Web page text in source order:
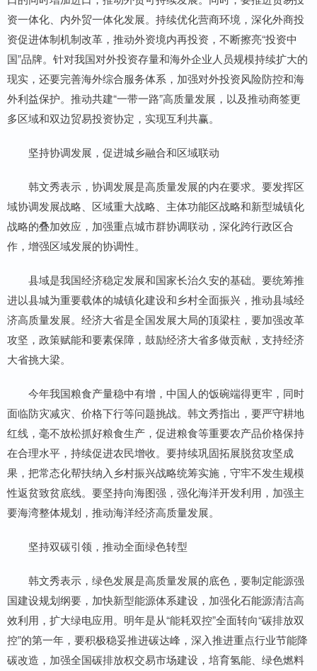
资一体化、内外贸一体化发展。持续优化营商环境，深化外商投
资促进体制机制改革，推动外资境内再投资，不断擦亮“投资中
国”品牌。针对我国对外投资存量和海外企业人员规模持续扩大的
现实，还要完善海外综合服务体系，加强对外投资风险防控和海
外利益保护。推动共建“一带一路”高质量发展，以及推动商签更
多区域和双边贸易投资协定，实现互利共赢。
坚持协调发展，促进城乡融合和区域联动
韩文秀表示，协调发展是高质量发展的内在要求。要发挥区
域协调发展战略、区域重大战略、主体功能区战略和新型城镇化
战略的叠加效应，加强重点城市群协调联动，深化跨行政区合
作，增强区域发展的协调性。
县域是我国经济稳定发展和国家长治久安的基础。要统筹推
进以县城为重要载体的城镇化建设和乡村全面振兴，推动县域经
济高质量发展。经济大省是全国发展大局的顶梁柱，要加强改革
攻坚，政策赋能和要素保障，鼓励经济大省多做贡献，支持经济
大省挑大梁。
今年我国粮食产量稳中有增，中国人的饭碗端得更牢，同时
面临防灾减灾、价格下行等问题挑战。韩文秀指出，要严守耕地
红线，毫不放松抓好粮食生产，促进粮食等重要农产品价格保持
在合理水平，持续促进农民增收。要持续巩固拓展脱贫攻坚成
果，把常态化帮扶纳入乡村振兴战略统筹实施，守牢不发生规模
性返贫致贫底线。要坚持向海图强，强化海洋开发利用，加强主
要海湾整体规划，推动海洋经济高质量发展。
坚持双碳引领，推动全面绿色转型
韩文秀表示，绿色发展是高质量发展的底色，要制定能源强
国建设规划纲要，加快新型能源体系建设，加强化石能源清洁高
效利用，扩大绿电应用。明年是从“能耗双控”全面转向“碳排放双
控”的第一年，要积极稳妥推进碳达峰，深入推进重点行业节能降
碳改造，加强全国碳排放权交易市场建设，培育氢能、绿色燃料